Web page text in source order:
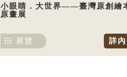
小眼睛．大世界——臺灣原創繪
原畫展
詳
展覽